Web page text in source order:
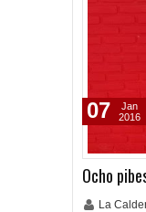
Ocho
La
07
Jan
2016